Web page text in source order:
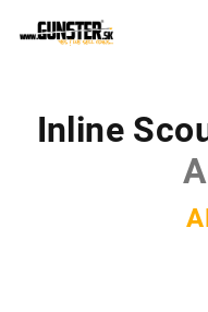
Inline